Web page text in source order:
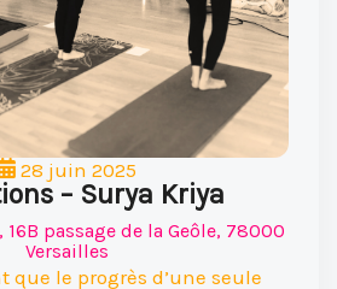
28 juin 2025
– Surya Kriya
16B passage de la Geôle, 78000
Versailles
que le progrès d’une seule